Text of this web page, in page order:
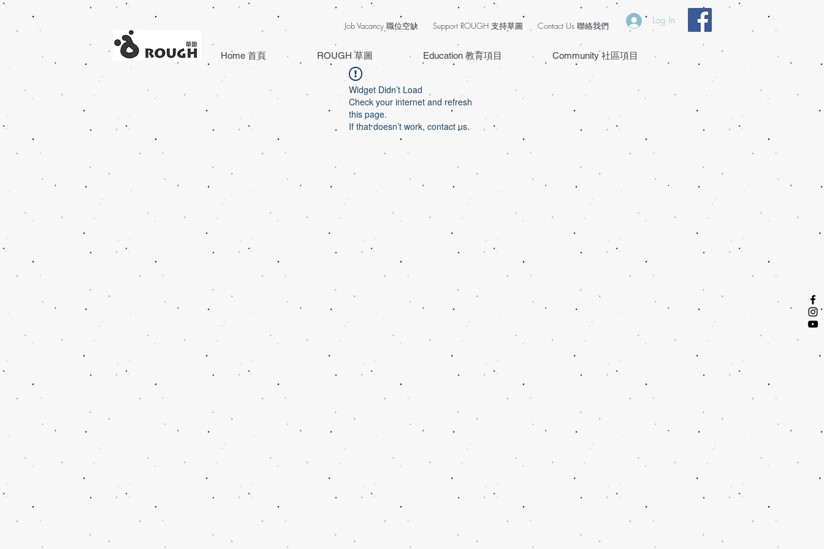
Home 首頁 ROUGH 草圖 Education 教育項目 Community 社區項目
Job Vacancy 職位空缺 Support ROUGH 支持草圖 Contact Us 聯絡我們 Log In
Widget Didn’t Load
Check your internet and refresh
this page.
If that doesn’t work, contact us.